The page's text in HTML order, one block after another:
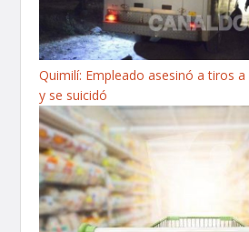
Quimilí: Empleado asesinó a tiros
y se suicidó